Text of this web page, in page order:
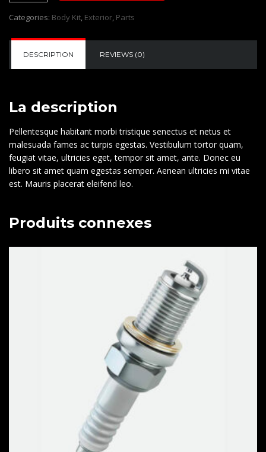
quantité
Categories: Body Kit, Exterior, Parts
DESCRIPTION REVIEWS (0)
La description
Pellentesque habitant morbi tristique senectus et netus et
malesuada fames ac turpis egestas. Vestibulum tortor quam,
feugiat vitae, ultricies eget, tempor sit amet, ante. Donec eu
libero sit amet quam egestas semper. Aenean ultricies mi vitae
est. Mauris placerat eleifend leo.
Produits connexes